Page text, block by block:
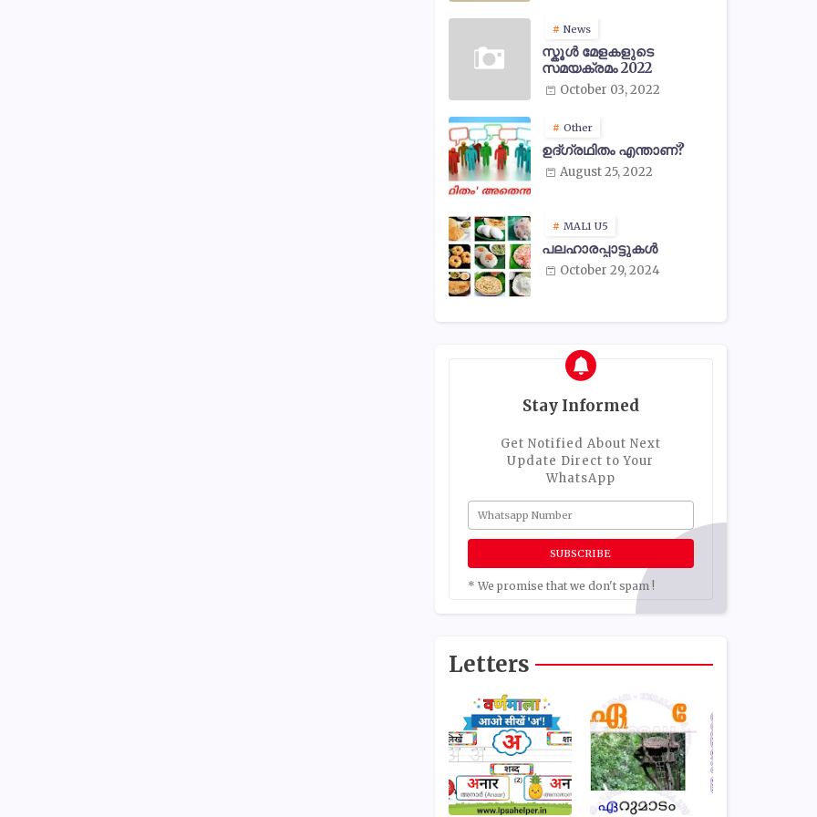
News
സ്കൂൾ മേളകളുടെ
സമയക്രമം 2022
October 03, 2022
Other
ഉദ്ഗ്രഥിതം എന്താണ്?
August 25, 2022
MAL1 U5
പലഹാരപ്പാട്ടുകൾ
October 29, 2024
Stay Informed
Get Notified About Next
Update Direct to Your
WhatsApp
* We promise that we don't spam !
Letters